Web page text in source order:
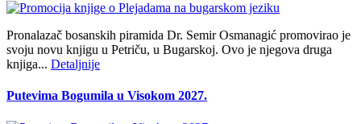
Pronalazač bosanskih piramida Dr. Semir Osmanagić promovirao je
svoju novu knjigu u Petriču, u Bugarskoj. Ovo je njegova druga
knjiga... Detaljnije
Putevima Bogumila u Visokom 2027.